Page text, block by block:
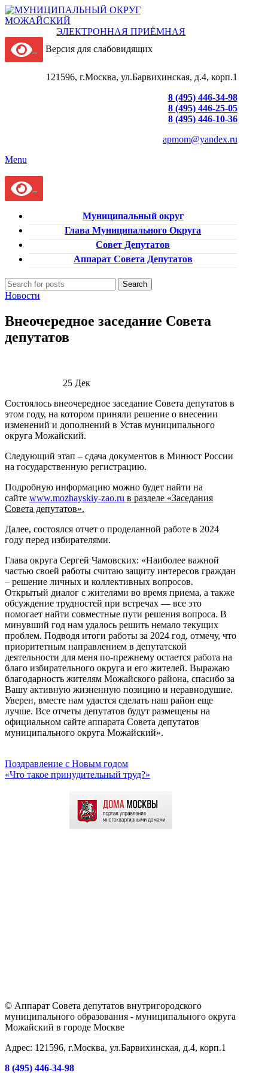
ЭЛЕКТРОННАЯ ПРИЁМНАЯ
Версия для слабовидящих
121596, г.Москва, ул.Барвихинская, д.4, корп.1
8 (495) 446-34-98
8 (495) 446-25-05
8 (495) 446-10-36
apmom@yandex.ru
Menu
Муниципальный округ
Глава Муниципального Округа
Совет Депутатов
Аппарат Совета Депутатов
Search
Новости
Внеочередное заседание Совета
депутатов
25 Дек
Состоялось внеочередное заседание Совета депутатов в
этом году, на котором приняли решение о внесении
изменений и дополнений в Устав муниципального
округа Можайский.
Следующий этап – сдача документов в Минюст России
на государственную регистрацию.
Подробную информацию можно будет найти на
сайте www.mozhayskiy-zao.ru в разделе «Заседания
Совета депутатов».
Далее, состоялся отчет о проделанной работе в 2024
году перед избирателями.
Глава округа Сергей Чамовских: «Наиболее важной
частью своей работы считаю защиту интересов граждан
– решение личных и коллективных вопросов.
Открытый диалог с жителями во время приема, а также
обсуждение трудностей при встречах — все это
помогает найти совместные пути решения вопроса. В
минувший год нам удалось решить немало текущих
проблем. Подводя итоги работы за 2024 год, отмечу, что
приоритетным направлением в депутатской
деятельности для меня по-прежнему остается работа на
благо избирательного округа и его жителей. Выражаю
благодарность жителям Можайского района, спасибо за
Вашу активную жизненную позицию и неравнодушие.
Уверен, вместе нам удастся сделать наш район еще
лучше. Все отчеты депутатов будут размещены на
официальном сайте аппарата Совета депутатов
муниципального округа Можайский».
Поздравление с Новым годом
«Что такое принудительный труд?»
© Аппарат Совета депутатов внутригородского
муниципального образования - муниципального округа
Можайский в городе Москве
Адрес: 121596, г.Москва, ул.Барвихинская, д.4, корп.1
8 (495) 446-34-98